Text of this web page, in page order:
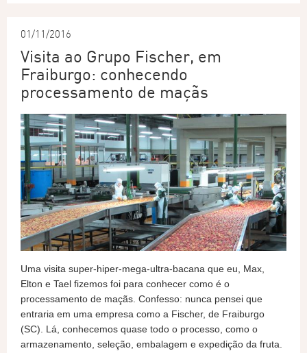
01/11/2016
Visita ao Grupo Fischer, em
Fraiburgo: conhecendo
processamento de maçãs
Uma visita super-hiper-mega-ultra-bacana que eu, Max,
Elton e Tael fizemos foi para conhecer como é o
processamento de maçãs. Confesso: nunca pensei que
entraria em uma empresa como a Fischer, de Fraiburgo
(SC). Lá, conhecemos quase todo o processo, como o
armazenamento, seleção, embalagem e expedição da fruta.